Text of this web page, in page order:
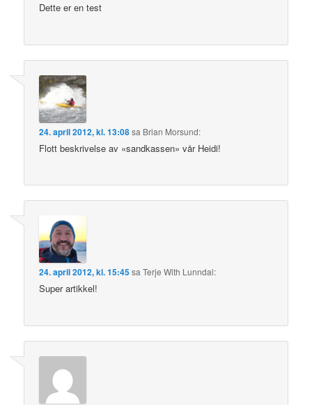
Dette er en test
24. april 2012, kl. 13:08sa Brian Morsund:
Flott beskrivelse av «sandkassen» vår Heidi!
24. april 2012, kl. 15:45sa Terje With Lunndal:
Super artikkel!